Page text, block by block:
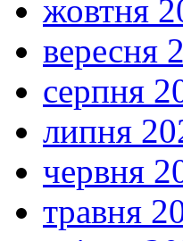
жовтня
вересня
серпня
липня
червня
травня